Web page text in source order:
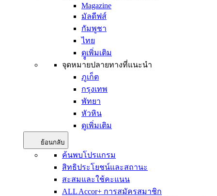
Magazine
มัลดีฟส์
กัมพูชา
ไทย
ดููเพิ่มเติม
จุดหมายปลายทางที่แนะนำ
ภูเก็ต
กรุงเทพ
พัทยา
หัวหิน
ดูเพิ่มเติม
ย้อนกลับ
ค้นพบโปรแกรม
สิทธิประโยชน์และสถานะ
สะสมและใช้คะแนน
ALL Accor+ การสมัครสมาชิก